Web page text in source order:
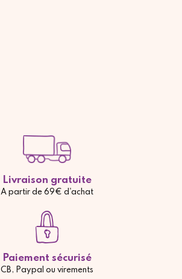
Livraison gratuite
A partir de 69€ d'achat
Paiement sécurisé
CB, Paypal ou virements